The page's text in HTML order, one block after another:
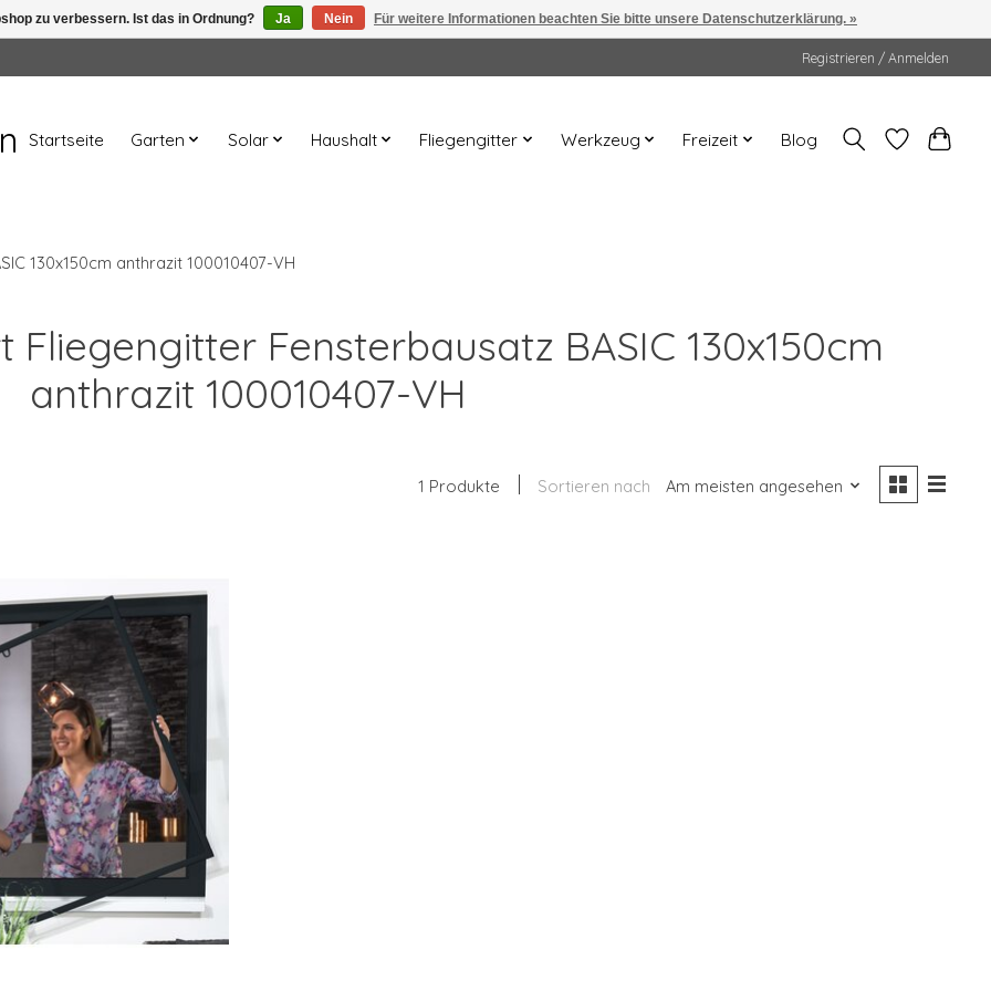
Registrieren / Anmelden
Startseite Garten Solar Haushalt Fliegengitter Werkzeug Freizeit Blog
130x150cm anthrazit 100010407-VH
Fensterbausatz BASIC 130x150cm
anthrazit 100010407-VH
1 Produkte Sortieren nach Am meisten angesehen
zu verbessern. Ist das in Ordnung? Ja Nein Für weitere Informationen beachten Sie bitte unsere Datenschutzerklärung. »